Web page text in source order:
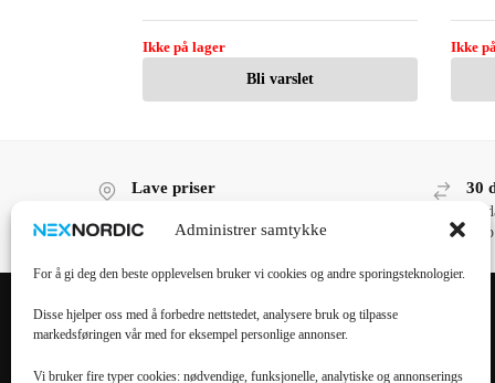
Administrer samtykke
For å gi deg den beste opplevelsen bruker vi cookies og andre sporingsteknologier.
Disse hjelper oss med å forbedre nettstedet, analysere bruk og tilpasse
markedsføringen vår med for eksempel personlige annonser.
Vi bruker fire typer cookies: nødvendige, funksjonelle, analytiske og annonserings
Ikke på lager
Bli varslet
Ikke
Lave priser 30
30
KATEGORIER
MOBILTILBEHØR